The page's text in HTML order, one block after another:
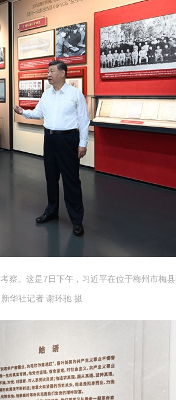
。这是7日下午，习近平在位于梅州市梅
华社记者 谢环驰 摄